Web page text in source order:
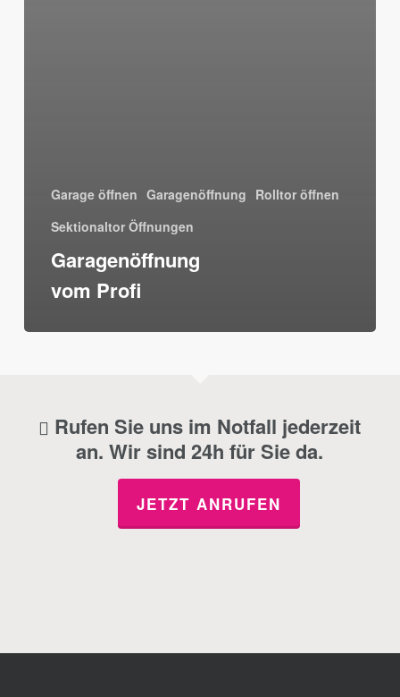
Garage öffnen Garagenöffnung Rolltor öffnen
Sektionaltor Öffnungen
Garagenöffnung
vom Profi
Rufen Sie uns im Notfall jederzeit
an. Wir sind 24h für Sie da.
JETZT ANRUFEN